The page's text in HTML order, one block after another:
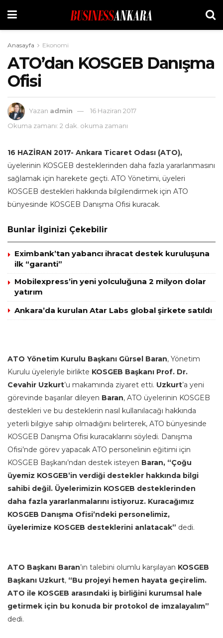
Anasayfa Ekonomi
ATO’dan KOSGEB Danışma
Ofisi
Yazan admin
16 Haziran 2017
Okuma zamanı: 2 dak. okuma zamanı
16 HAZİRAN 2017- Ankara Ticaret Odası (ATO),
üyelerinin KOSGEB desteklerinden daha fazla yararlanmasını
sağlamak için harekete geçti. ATO Yönetimi, üyeleri
KOSGEB destekleri hakkında bilgilendirmek için ATO
bünyesinde KOSGEB Danışma Ofisi kuracak.
Bunlar İlginizi Çekebilir
Eximbank’tan yabancı ihracat destek kuruluşuna
ilk “garanti”
Mobilexpress’in yeni yolculuğuna 2 milyon dolar
yatırım
Ankara’da kurulan Atar Labs global şirkete satıldı
ATO Yönetim Kurulu Başkanı Gürsel Baran, Yönetim
Kurulu üyeleriyle birlikte KOSGEB Başkanı Prof. Dr.
Cevahir Uzkurt’u makamında ziyaret etti. Uzkurt’a yeni
görevinde başarılar dileyen Baran, ATO üyelerinin KOSGEB
destekleri ve bu desteklerin nasıl kullanılacağı hakkında
yeterli bilgiye sahip olmadığını belirterek, ATO bünyesinde
KOSGEB Danışma Ofisi kuracaklarını söyledi. Danışma
Ofisi’nde görev yapacak ATO personelinin eğitimi için
KOSGEB Başkanı’ndan destek isteyen Baran, “Çoğu
üyemiz KOSGEB’in verdiği destekler hakkında bilgi
sahibi değil. Üyelerimizin KOSGEB desteklerinden
daha fazla yararlanmalarını istiyoruz. Kuracağımız
KOSGEB Danışma Ofisi’ndeki personelimiz,
üyelerimize KOSGEB desteklerini anlatacak” dedi.
ATO Başkanı Baran’ın talebini olumlu karşılayan KOSGEB
Başkanı Uzkurt, “Bu projeyi hemen hayata geçirelim.
ATO ile KOSGEB arasındaki iş birliğini kurumsal hale
getirmek için bu konuda bir protokol de imzalayalım”
dedi.